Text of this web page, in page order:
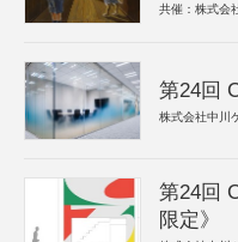
共催：株式会
第24回
株式会社中川
第24回
限定》